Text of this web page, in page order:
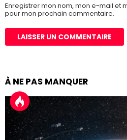
Enregistrer mon nom, mon e-mail et
pour mon prochain commentaire.
À NE PAS MANQUER